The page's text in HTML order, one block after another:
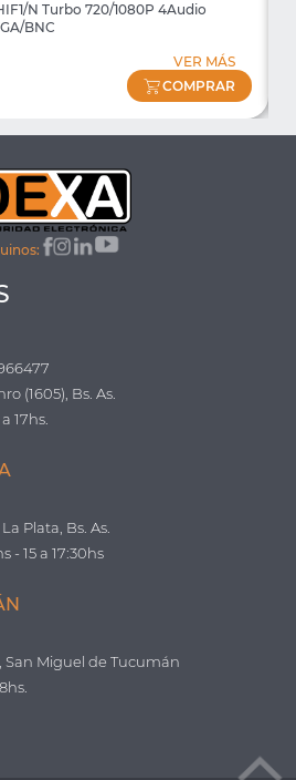
N Turbo 720/1080P 4Audio
BNC
VER MÁS
COMPRAR
(1605), Bs. As.
17hs.
Plata, Bs. As.
- 15 a 17:30hs
San Miguel de Tucumán